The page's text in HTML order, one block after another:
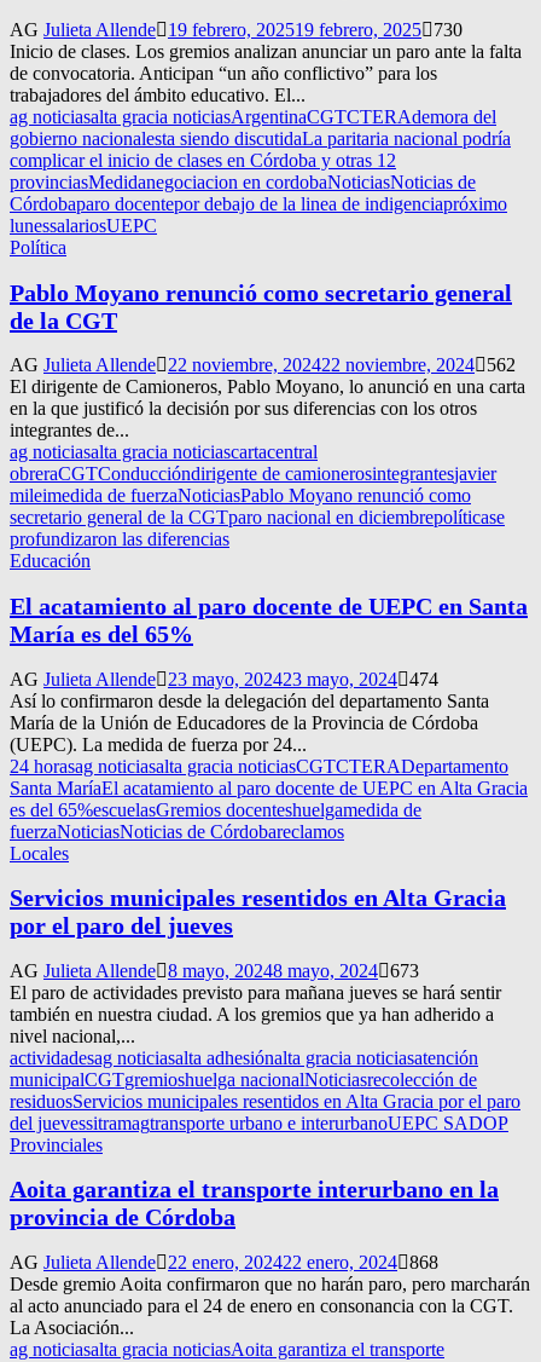
AG Julieta Allende 19 febrero, 202519 febrero, 2025
730
Inicio de clases. Los gremios analizan anunciar un paro ante la falta
de convocatoria. Anticipan “un año conflictivo” para los
trabajadores del ámbito educativo. El...
ag noticiasalta gracia noticiasArgentinaCGTCTERAdemora del
gobierno nacionalesta siendo discutidaLa paritaria nacional podría
complicar el inicio de clases en Córdoba y otras 12
provinciasMedidanegociacion en cordobaNoticiasNoticias de
Córdobaparo docentepor debajo de la linea de indigenciapróximo
lunessalariosUEPC
Política
Pablo Moyano renunció como secretario general
de la CGT
AG Julieta Allende 22 noviembre, 202422 noviembre, 2024
562
El dirigente de Camioneros, Pablo Moyano, lo anunció en una carta
en la que justificó la decisión por sus diferencias con los otros
integrantes de...
ag noticiasalta gracia noticiascartacentral
obreraCGTConduccióndirigente de camionerosintegrantesjavier
mileimedida de fuerzaNoticiasPablo Moyano renunció como
secretario general de la CGTparo nacional en diciembrepolíticase
profundizaron las diferencias
Educación
El acatamiento al paro docente de UEPC en Santa
María es del 65%
AG Julieta Allende 23 mayo, 202423 mayo, 2024 474
Así lo confirmaron desde la delegación del departamento Santa
María de la Unión de Educadores de la Provincia de Córdoba
(UEPC). La medida de fuerza por 24...
24 horasag noticiasalta gracia noticiasCGTCTERADepartamento
Santa MaríaEl acatamiento al paro docente de UEPC en Alta Gracia
es del 65%escuelasGremios docenteshuelgamedida de
fuerzaNoticiasNoticias de Córdobareclamos
Locales
Servicios municipales resentidos en Alta Gracia
por el paro del jueves
AG Julieta Allende 8 mayo, 20248 mayo, 2024 673
El paro de actividades previsto para mañana jueves se hará sentir
también en nuestra ciudad. A los gremios que ya han adherido a
nivel nacional,...
actividadesag noticiasalta adhesiónalta gracia noticiasatención
municipalCGTgremioshuelga nacionalNoticiasrecolección de
residuosServicios municipales resentidos en Alta Gracia por el paro
del juevessitramagtransporte urbano e interurbanoUEPC SADOP
Provinciales
Aoita garantiza el transporte interurbano en la
provincia de Córdoba
AG Julieta Allende 22 enero, 202422 enero, 2024 868
Desde gremio Aoita confirmaron que no harán paro, pero marcharán
al acto anunciado para el 24 de enero en consonancia con la CGT.
La Asociación...
ag noticiasalta gracia noticiasAoita garantiza el transporte